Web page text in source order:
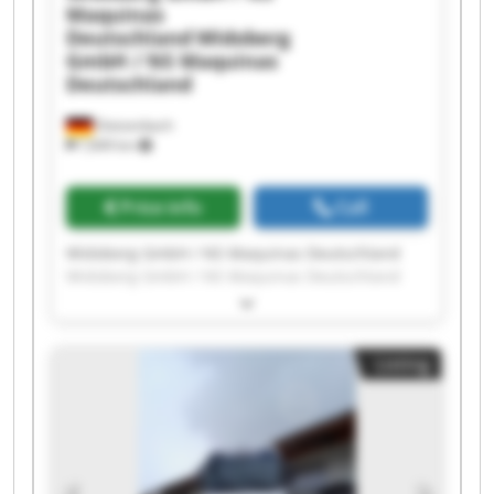
Dietzenbach
7,849 km
Maquinas
DeutschlandWidoberg
GmbH / NS Maquinas
Deutschland
Price info Call
Widoberg GmbH / NS Maquinas Deutschland
Widoberg GmbH / NS Maquinas Deutschland
Widoberg GmbH / NS Maquinas Deutschland
Widoberg GmbH / NS Maquinas Deutschland
Widoberg GmbH / NS Maquinas Deutschland
Widoberg GmbH / NS Maquinas Deutschland
Widoberg GmbH / NS Maquinas Deutschland
Widoberg GmbH / NS Maquinas Deutschland
Widoberg GmbH / NS Maquinas Deutschland
Listing